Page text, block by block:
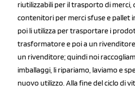
riutilizzabili per il trasporto di merci,
contenitori per merci sfuse e pallet
poi li utilizza per trasportare i
trasformatore e poi a un
un rivenditore; quindi noi
imballaggi, li ripariamo, laviamo e
nuovo utilizzo. Alla fine del ciclo di